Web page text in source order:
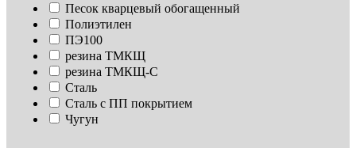
Песок кварцевый обогащенный
Полиэтилен
ПЭ100
резина ТМКЩ
резина ТМКЩ-С
Сталь
Сталь с ПП покрытием
Чугун